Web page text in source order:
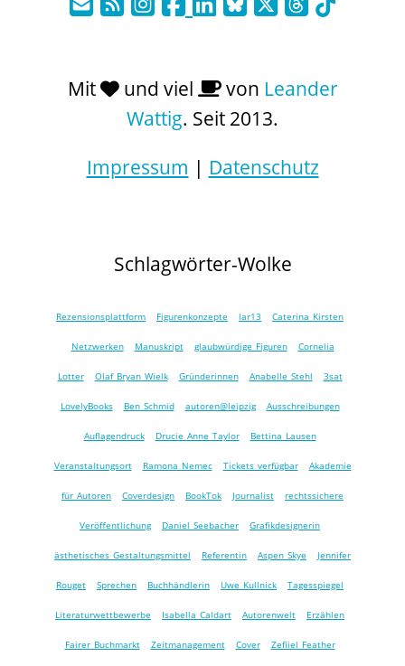
Mit und viel von Leander
Wattig. Seit 2013.
Impressum | Datenschutz
Schlagwörter-Wolke
Rezensionsplattform Figurenkonzepte lar13 Caterina Kirsten
Netzwerken Manuskript glaubwürdige Figuren Cornelia
Lotter Olaf Bryan Wielk Gründerinnen Anabelle Stehl 3sat
LovelyBooks Ben Schmid autoren@leipzig Ausschreibungen
Auflagendruck Drucie Anne Taylor Bettina Lausen
Veranstaltungsort Ramona Nemec Tickets verfügbar Akademie
für Autoren Coverdesign BookTok Journalist rechtssichere
Veröffentlichung Daniel Seebacher Grafikdesignerin
ästhetisches Gestaltungsmittel Referentin Aspen Skye Jennifer
Rouget Sprechen Buchhändlerin Uwe Kullnick Tagesspiegel
Literaturwettbewerbe Isabella Caldart Autorenwelt Erzählen
Fairer Buchmarkt Zeitmanagement Cover Zefiiel Feather